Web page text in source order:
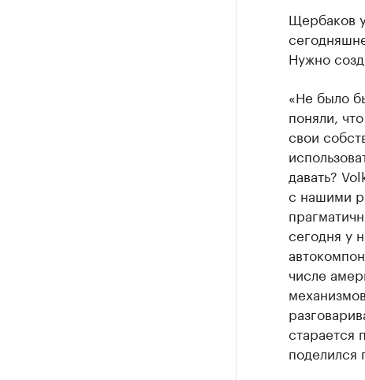
Щербаков
Нужно
«Не было
поняли,
свои
давать?
с нашими
сегодня у
числе
старается
поделился